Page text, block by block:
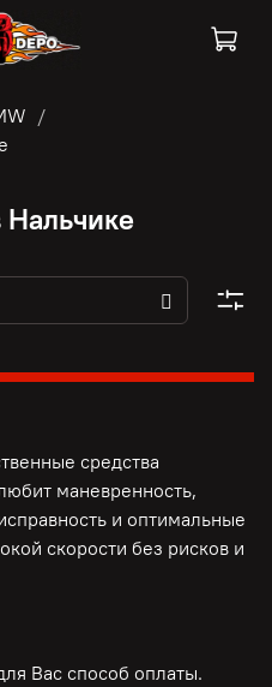
средства
маневренность,
и оптимальные
скорости без рисков и
Вас способ оплаты.